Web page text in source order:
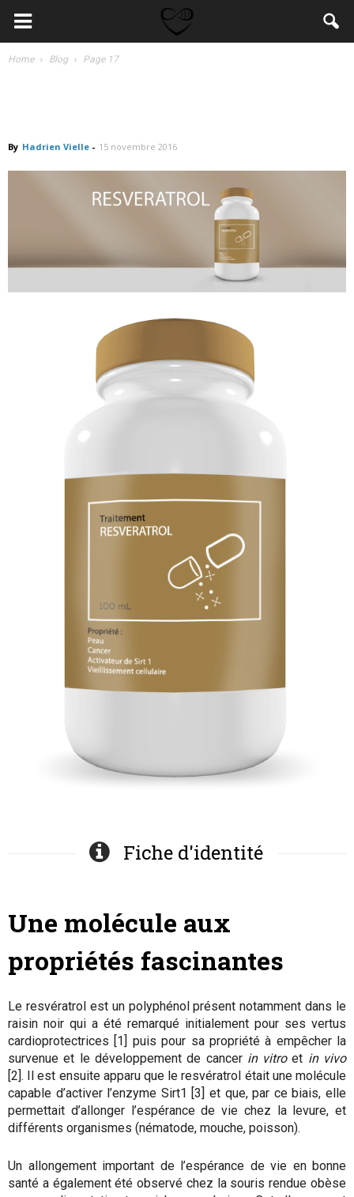
Home Blog Page 17
By Hadrien Vielle - 15 novembre 2016
Fiche d'identité
Une molécule aux
propriétés fascinantes
Le resvératrol est un polyphénol présent notamment dans le
raisin noir qui a été remarqué initialement pour ses vertus
cardioprotectrices [1] puis pour sa propriété à empêcher la
survenue et le développement de cancer in vitroet in vivo
[2]. Il est ensuite apparu que le resvératrol était une molécule
capable d’activer l’enzyme Sirt1 [3] et que, par ce biais, elle
permettait d’allonger l’espérance de vie chez la levure, et
différents organismes (nématode, mouche, poisson).
Un allongement important de l’espérance de vie en bonne
santé a également été observé chez la souris rendue obèse